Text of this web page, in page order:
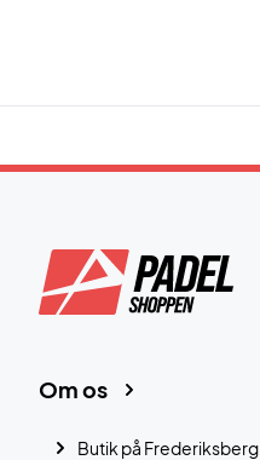
Om os
Butik på Frederiksberg